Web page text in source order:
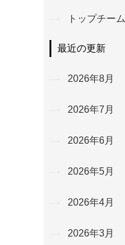
トップチーム
最近の更新
2026年8月
2026年7月
2026年6月
2026年5月
2026年4月
2026年3月